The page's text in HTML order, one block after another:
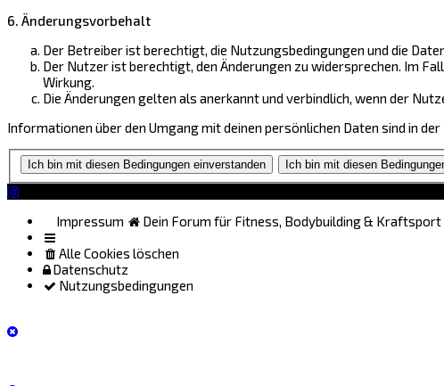
6. Änderungsvorbehalt
Der Betreiber ist berechtigt, die Nutzungsbedingungen und die
Der Nutzer ist berechtigt, den Änderungen zu widersprechen. Im
Wirkung.
Die Änderungen gelten als anerkannt und verbindlich, wenn der
Informationen über den Umgang mit deinen persönlichen Daten sind in
Impressum
Dein Forum für Fitness, Bodybuilding & Kraftsport
Alle Cookies löschen
Datenschutz
Nutzungsbedingungen